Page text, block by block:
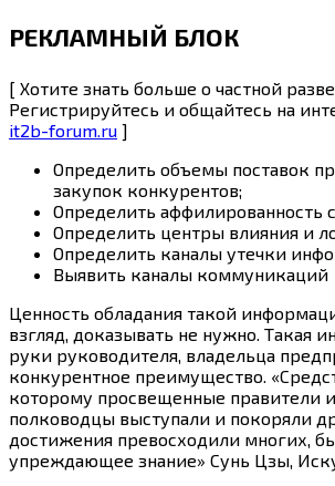
РЕКЛАМНЫЙ БЛОК
[ Хотите знать больше о частной
Регистрируйтесь и общайтесь на
it2b-forum.ru ]
Определить объемы поставок
закупок конкурентов;
Определить аффилированность
Определить центры влияния и
Определить каналы утечки
Выявить каналы коммуникаций
Ценность обладания такой
взгляд, доказывать не нужно. Такая
руки руководителя, владельца
конкурентное преимущество.
которому просвещенные правители
полководцы выступали и покоряли
достижения превосходили многих,
упреждающее знание» Сунь Цзы,